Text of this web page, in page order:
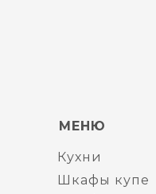
МЕНЮ
Кухни
Шкафы купе